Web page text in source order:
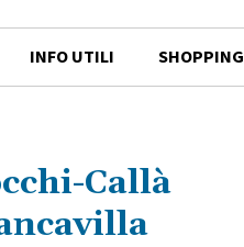
INFO UTILI SHOPPING
Callà